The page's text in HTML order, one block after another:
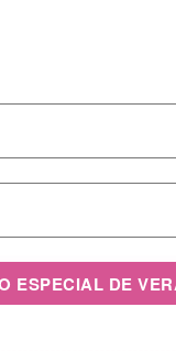
ESPECIAL DE